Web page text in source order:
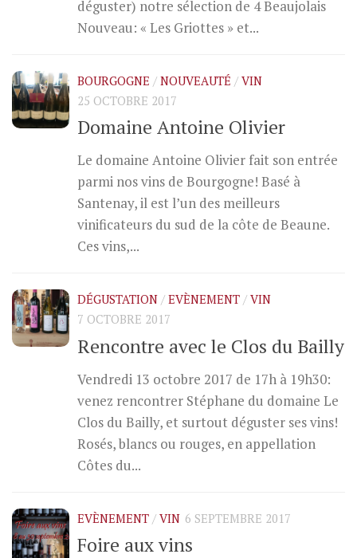
déguster) notre sélection de 4 Beaujolais
Nouveau: « Les Griottes » et...
BOURGOGNE / NOUVEAUTÉ / VIN
25 OCTOBRE 2017
Domaine Antoine Olivier
Le domaine Antoine Olivier fait son entrée
parmi nos vins de Bourgogne! Basé à
Santenay, il est l’un des meilleurs
vinificateurs du sud de la côte de Beaune.
Ces vins,...
DÉGUSTATION / EVÈNEMENT / VIN
7 OCTOBRE 2017
Rencontre avec le Clos du Bailly
Vendredi 13 octobre 2017 de 17h à 19h30:
venez rencontrer Stéphane du domaine Le
Clos du Bailly, et surtout déguster ses vins!
Rosés, blancs ou rouges, en appellation
Côtes du...
EVÈNEMENT / VIN 6 SEPTEMBRE 2017
Foire aux vins